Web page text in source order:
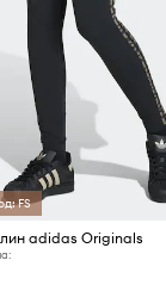
FS
adidas Originals